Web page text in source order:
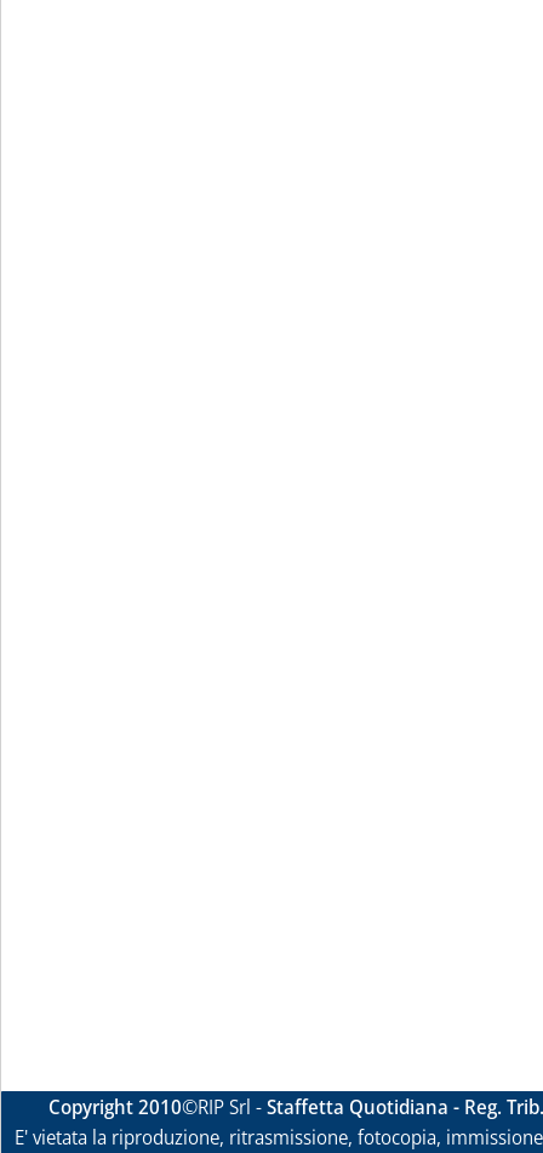
Copyright 2010©RIP Srl -Staffetta Quotidiana - Reg.
E' vietata la riproduzione, ritrasmissione, fotocopia,